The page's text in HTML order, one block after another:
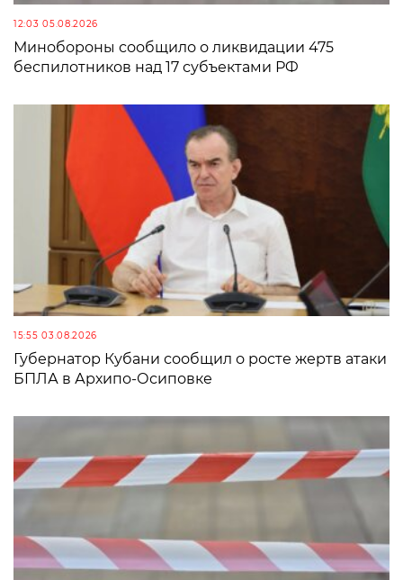
12:03 05.08.2026
Минобороны сообщило о ликвидации 475
беспилотников над 17 субъектами РФ
15:55 03.08.2026
Губернатор Кубани сообщил о росте жертв атаки
БПЛА в Архипо-Осиповке